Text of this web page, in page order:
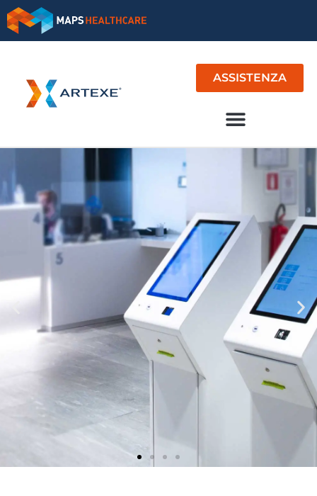
ASSISTENZA